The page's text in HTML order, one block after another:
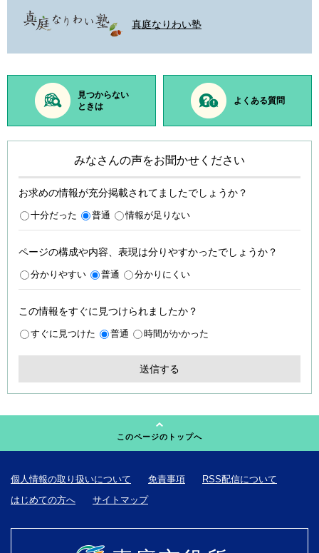
真庭なりわい塾
見つからない
ときは
よくある質問
みなさんの声をお聞かせください
お求めの情報が充分掲載されてましたでしょうか？
十分だった 普通 情報が足りない
ページの構成や内容、表現は分りやすかったでしょうか？
分かりやすい 普通 分かりにくい
この情報をすぐに見つけられましたか？
すぐに見つけた 普通 時間がかかった
このページのトップへ
個人情報の取り扱いについて 免責事項
RSS配信について
はじめての方へ
サイトマップ